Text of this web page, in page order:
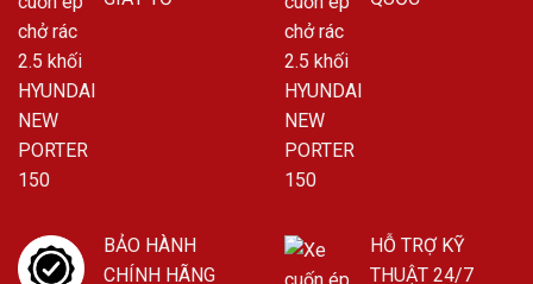
BẢO HÀNH
CHÍNH HÃNG
HỖ TRỢ KỸ
THUẬT 24/7